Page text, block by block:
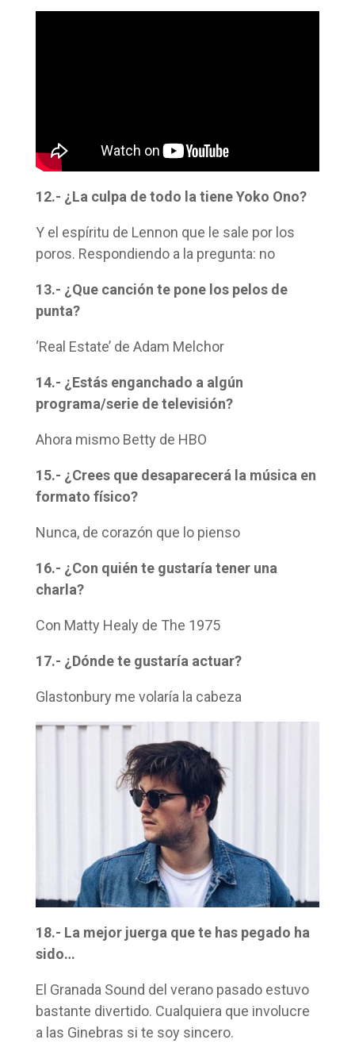
12.- ¿La culpa de todo la tiene Yoko Ono?
Y el espíritu de Lennon que le sale por los
poros. Respondiendo a la pregunta: no
13.- ¿Que canción te pone los pelos de
punta?
‘Real Estate’ de Adam Melchor
14.- ¿Estás enganchado a algún
programa/serie de televisión?
Ahora mismo Betty de HBO
15.- ¿Crees que desaparecerá la música en
formato físico?
Nunca, de corazón que lo pienso
16.- ¿Con quién te gustaría tener una
charla?
Con Matty Healy de The 1975
17.- ¿Dónde te gustaría actuar?
Glastonbury me volaría la cabeza
18.- La mejor juerga que te has pegado ha
sido…
El Granada Sound del verano pasado estuvo
bastante divertido. Cualquiera que involucre
a las Ginebras si te soy sincero.